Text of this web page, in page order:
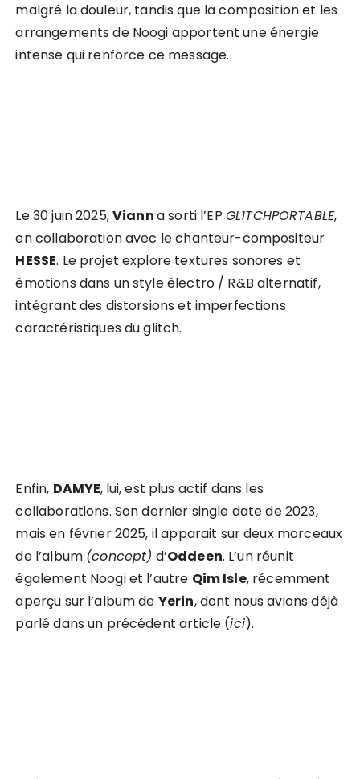
malgré la douleur, tandis que la composition et les
arrangements de Noogi apportent une énergie
intense qui renforce ce message.
Le 30 juin 2025,Vianna sorti l’EP GL1TCHPORTABLE,
en collaboration avec le chanteur-compositeur
HESSE. Le projet explore textures sonores et
émotions dans un style électro / R&B alternatif,
intégrant des distorsions et imperfections
caractéristiques du glitch.
Enfin, DAMYE, lui, est plus actif dans les
collaborations. Son dernier single date de 2023,
mais en février 2025, il apparait sur deux morceaux
de l’album (concept) d’Oddeen. L’un réunit
également Noogi et l’autre Qim Isle, récemment
aperçu sur l’album de Yerin, dont nous avions déjà
parlé dans un précédent article (ici).